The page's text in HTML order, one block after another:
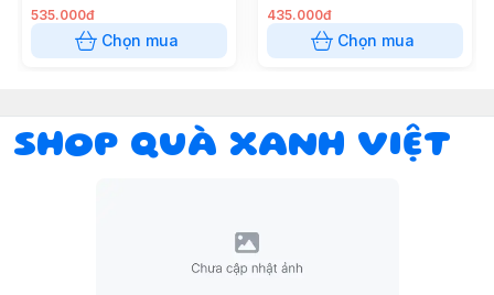
535.000đ
Chọn mua
435.000đ
Chọn mua
SHOP QUÀ XANH VIỆT